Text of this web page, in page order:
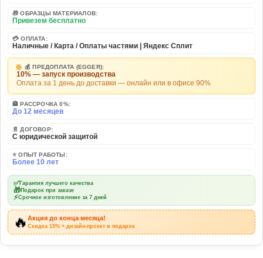
🎁 ОБРАЗЦЫ МАТЕРИАЛОВ:
Привезем бесплатно
💳 ОПЛАТА:
Наличные / Карта / Оплаты частями | Яндекс Сплит
💰 ПРЕДОПЛАТА (EGGER):
10% — запуск производства
Оплата за 1 день до доставки — онлайн или в офисе 90%
🏦 РАССРОЧКА 0%:
До 12 месяцев
📄 ДОГОВОР:
С юридической защитой
⭐ ОПЫТ РАБОТЫ:
Более 10 лет
✅Гарантия лучшего качества
🎁 Подарок при заказе
⚡Срочное изготовление за 7 дней
🔥Акция до конца месяца!
Скидка 15% + дизайн-проект в подарок